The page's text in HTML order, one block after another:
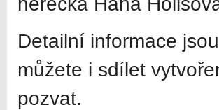
Detailní informace
můžete i sdílet
pozvat.